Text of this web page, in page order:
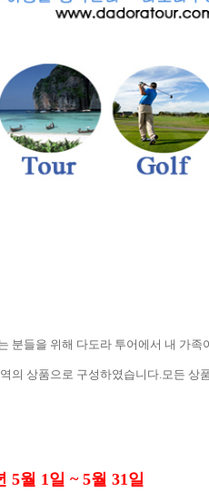
분들을 위해 다도라 투어에서 내 가
의 상품으로 구성하였습니다 모든 상
5월 1 일 ~ 5월 31 일